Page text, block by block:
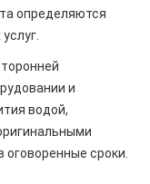
определяются
и
водой,
сроки.